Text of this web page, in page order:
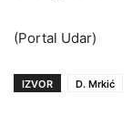
(Portal Udar)
IZVOR D. Mrkić